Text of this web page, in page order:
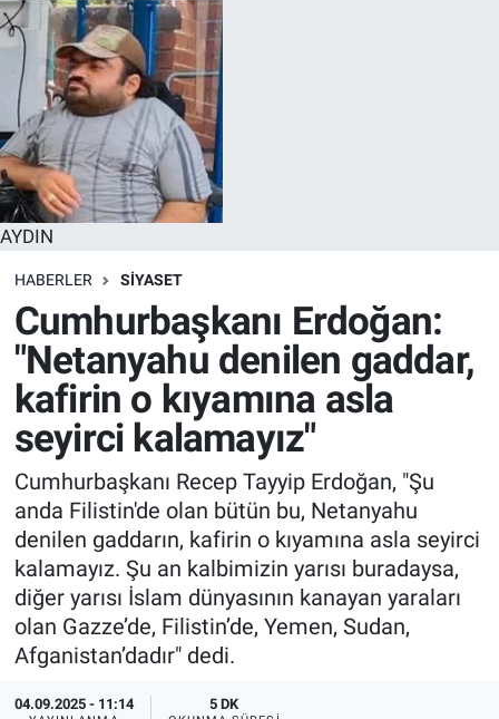
AYDIN
HABERLER SİYASET
Cumhurbaşkanı Erdoğan:
"Netanyahu denilen gaddar,
kafirin o kıyamına asla
seyirci kalamayız"
Cumhurbaşkanı Recep Tayyip Erdoğan, "Şu
anda Filistin'de olan bütün bu, Netanyahu
denilen gaddarın, kafirin o kıyamına asla seyirci
kalamayız. Şu an kalbimizin yarısı buradaysa,
diğer yarısı İslam dünyasının kanayan yaraları
olan Gazze’de, Filistin’de, Yemen, Sudan,
Afganistan’dadır" dedi.
04.09.2025 - 11:14 5 DK